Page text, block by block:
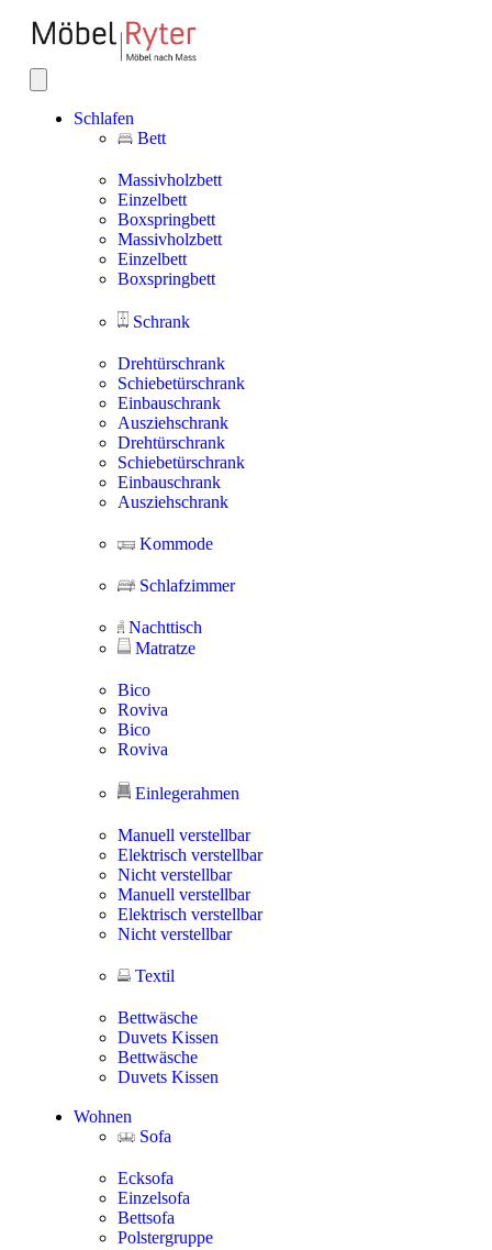
Schlafen
Bett
Massivholzbett
Einzelbett
Boxspringbett
Massivholzbett
Einzelbett
Boxspringbett
Schrank
Drehtürschrank
Schiebetürschrank
Einbauschrank
Ausziehschrank
Drehtürschrank
Schiebetürschrank
Einbauschrank
Ausziehschrank
Kommode
Schlafzimmer
Nachttisch
Matratze
Bico
Roviva
Bico
Roviva
Einlegerahmen
Manuell verstellbar
Elektrisch verstellbar
Nicht verstellbar
Manuell verstellbar
Elektrisch verstellbar
Nicht verstellbar
Textil
Bettwäsche
Duvets Kissen
Bettwäsche
Duvets Kissen
Wohnen
Sofa
Ecksofa
Einzelsofa
Bettsofa
Polstergruppe